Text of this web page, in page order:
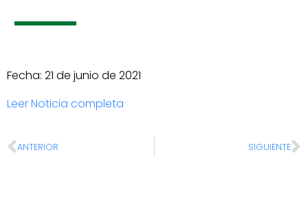
Fecha: 21 de junio de 2021
Leer Noticia completa
ANTERIOR SIGUIENTE